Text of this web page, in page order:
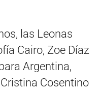
las Leonas
Cairo, Zoe Díaz
Argentina,
Cosentino